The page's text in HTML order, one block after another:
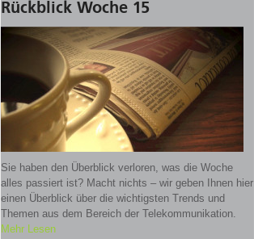
Rückblick Woche 15
Sie haben den Überblick verloren, was die Woche
alles passiert ist? Macht nichts – wir geben Ihnen hier
einen Überblick über die wichtigsten Trends und
Themen aus dem Bereich der Telekommunikation.
Mehr Lesen